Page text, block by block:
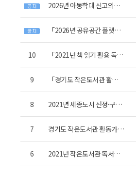
2026년 아동학대 신고의무
자 교육 시행 안내
「2026년 공유공간 플랫폼,
우리마을 작은도서관」 운영
안내
10
「2021년 책 읽기 활용 독서
자료」보급 신청 안내
(~10.15까지)
9
「경기도 작은도서관 활동가
교육 - 책과 사람을 잇다」(2
과정) 교육 신청 안내
8
2021년 세종도서 선정·구입
지원 사업 도서보급 신청안
내
7
경기도 작은도서관 활동가
교육
6
2021년 작은도서관 독서문
화프로그램 지원사업 신청